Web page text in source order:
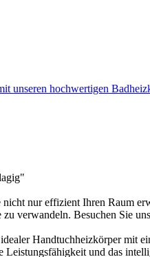
unseren hochwertigen
nur effizient Ihren Raum
verwandeln. Besuchen Sie
Handtuchheizkörper mit
und das